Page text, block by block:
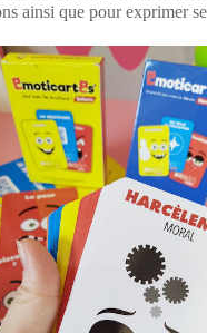
ainsi que pour exprimer